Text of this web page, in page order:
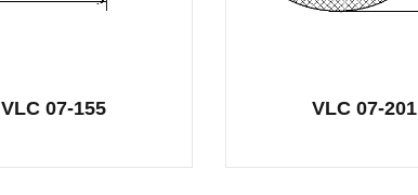
VLC 07-155 VLC 07-201